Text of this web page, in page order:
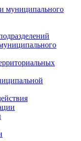
муниципального